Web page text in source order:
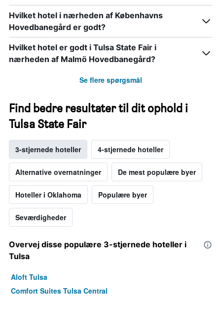
Hvilket hotel i nærheden af Københavns
Hovedbanegård er godt?
Hvilket hotel er godt i Tulsa State Fair i
nærheden af Malmö Hovedbanegård?
Se flere spørgsmål
Find bedre resultater til dit ophold i
Tulsa State Fair
3-stjernede hoteller 4-stjernede hoteller
Alternative overnatninger De mest populære byer
Hoteller i Oklahoma Populære byer
Seværdigheder
Overvej disse populære 3-stjernede hoteller i
Tulsa
Aloft Tulsa
Comfort Suites Tulsa Central